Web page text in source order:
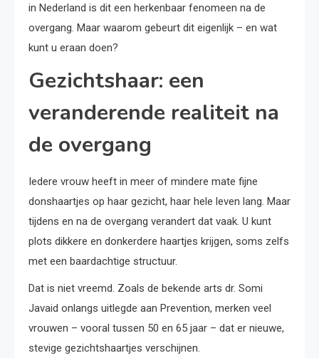
in Nederland is dit een herkenbaar fenomeen na de
overgang. Maar waarom gebeurt dit eigenlijk – en wat
kunt u eraan doen?
Gezichtshaar: een
veranderende realiteit na
de overgang
Iedere vrouw heeft in meer of mindere mate fijne
donshaartjes op haar gezicht, haar hele leven lang. Maar
tijdens en na de overgang verandert dat vaak. U kunt
plots dikkere en donkerdere haartjes krijgen, soms zelfs
met een baardachtige structuur.
Dat is niet vreemd. Zoals de bekende arts dr. Somi
Javaid onlangs uitlegde aan Prevention, merken veel
vrouwen – vooral tussen 50 en 65 jaar – dat er nieuwe,
stevige gezichtshaartjes verschijnen.